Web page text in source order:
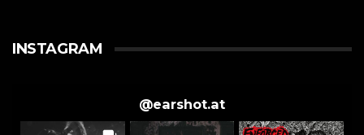
INSTAGRAM
@earshot.at